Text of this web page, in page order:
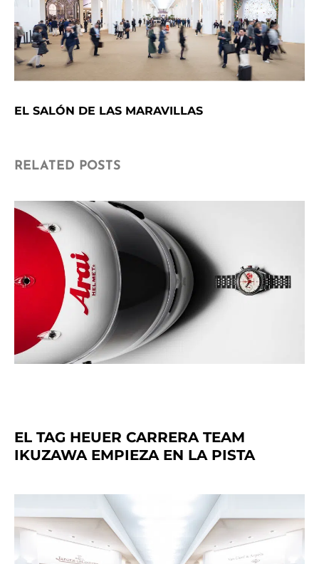
EL SALÓN DE LAS MARAVILLAS
RELATED POSTS
EL TAG HEUER CARRERA TEAM
IKUZAWA EMPIEZA EN LA PISTA